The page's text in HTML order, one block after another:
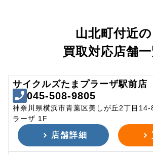
山北町付近の
買取対応店舗
サイクルズたまプラーザ駅前店
045-508-9805
神奈川県横浜市青葉区美しが丘2丁目
ラーザ 1F
店舗詳細